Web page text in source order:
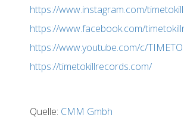
https://www.instagram.com/
https://www.facebook.com/
https://www.youtube.com/c/
https://timetokillrecords.com/
Quelle: CMM Gmbh